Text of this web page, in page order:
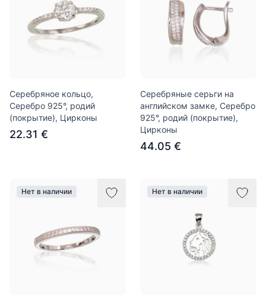
Серебряное кольцо,
Серебро 925°, родий
(покрытие), Цирконы
22.31 €
Серебряные серьги на
английском замке, Серебро
925°, родий (покрытие),
Цирконы
44.05 €
Нет в наличии Нет в наличии